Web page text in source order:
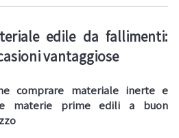
edile da fallimenti:
vantaggiose
comprare materiale inerte e
materie prime edili a buon